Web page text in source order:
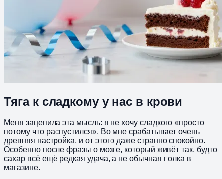
Тяга к сладкому у нас в крови
Меня зацепила эта мысль: я не хочу сладкого «просто
потому что распустился». Во мне срабатывает очень
древняя настройка, и от этого даже странно спокойно.
Особенно после фразы о мозге, который живёт так, будто
сахар всё ещё редкая удача, а не обычная полка в
магазине.